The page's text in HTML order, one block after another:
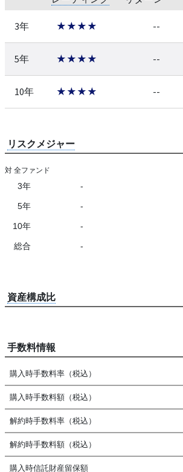
3年 ★★★★ --
5年 ★★★★ --
10年 ★★★★ --
リスクメジャー
対 全ファンド
3年 -
5年 -
10年 -
総合 -
資産構成比
手数料情報
購入時手数料率（税込）
購入時手数料額（税込）
解約時手数料率（税込）
解約時手数料額（税込）
購入時信託財産留保額